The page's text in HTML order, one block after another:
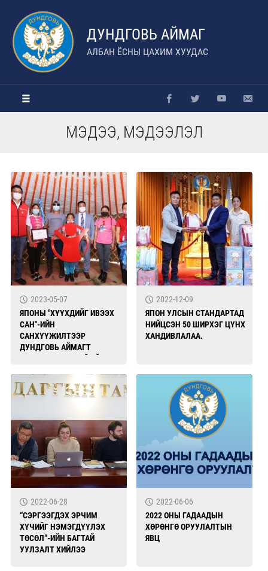
ДУНДГОВЬ АЙМАГ
АЛБАН ЁСНЫ ЦАХИМ ХУУДАС
МЭДЭЭ, МЭДЭЭЛЭЛ
2023-05-07
ЯПОНЫ "ХҮҮХДИЙГ ИВЭЭХ
САН"-ИЙН
САНХҮҮЖИЛТЭЭР
ДУНДГОВЬ АЙМАГТ
2022-12-09
ЯПОН УЛСЫН СТАНДАРТАД
НИЙЦСЭН 50 ШИРХЭГ ЦҮНХ
ХАНДИВЛАЛАА.
2022-06-28
“СЭРГЭЭГДЭХ ЭРЧИМ
ХҮЧИЙГ НЭМЭГДҮҮЛЭХ
ТӨСӨЛ”-ИЙН БАГТАЙ
УУЛЗАЛТ ХИЙЛЭЭ
2022-06-06
2022 ОНЫ ГАДААДЫН
ХӨРӨНГӨ ОРУУЛАЛТЫН
ЯВЦ